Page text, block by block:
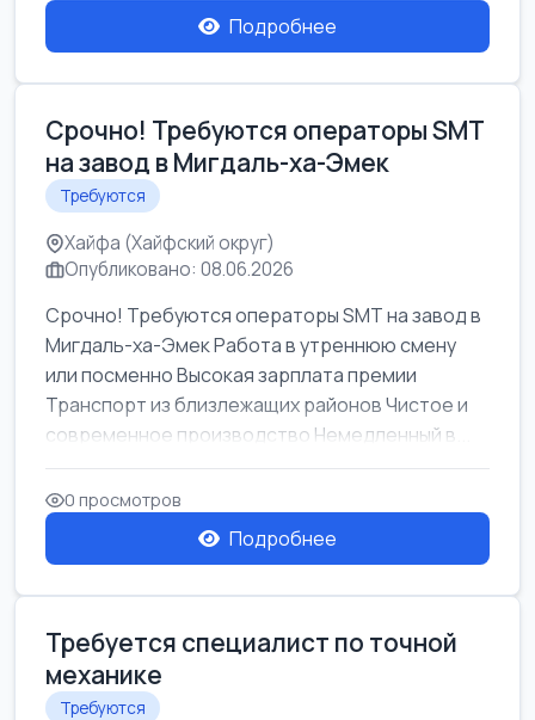
Подробнее
Срочно! Требуются операторы SMT
на завод в Мигдаль-ха-Эмек
Требуются
Хайфа (Хайфский округ)
Опубликовано: 08.06.2026
Срочно! Требуются операторы SMT на завод в
Мигдаль-ха-Эмек Работа в утреннюю смену
или посменно Высокая зарплата премии
Транспорт из близлежащих районов Чистое и
современное производство Немедленный в...
0 просмотров
Подробнее
Требуется специалист по точной
механике
Требуются